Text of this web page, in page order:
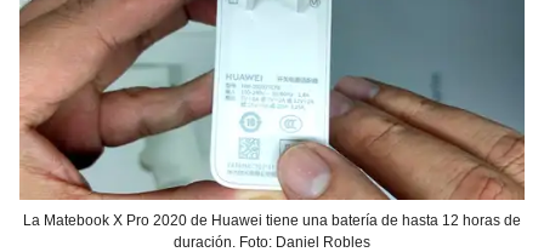
La Matebook X Pro 2020 de Huawei tiene una batería de hasta 12 horas de
duración. Foto: Daniel Robles